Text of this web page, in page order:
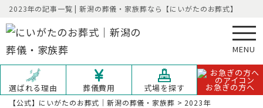
2023年の記事一覧 | 新潟の葬儀・家族葬なら【にいがたのお葬式】
MENU
選ばれる理由 葬儀費用 式場を探す お急ぎの方へ
【公式】にいがたのお葬式｜新潟の葬儀・家族葬 > 2023年